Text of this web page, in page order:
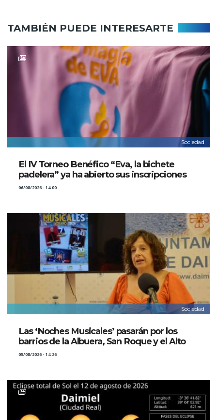
TAMBIÉN PUEDE INTERESARTE
Sociedad
El IV Torneo Benéfico “Eva, la bichete
padelera” ya ha abierto sus inscripciones
06/08/2026 - 14:00
Sociedad
Las ‘Noches Musicales’ pasarán por los
barrios de la Albuera, San Roque y el Alto
05/08/2026 - 14:26